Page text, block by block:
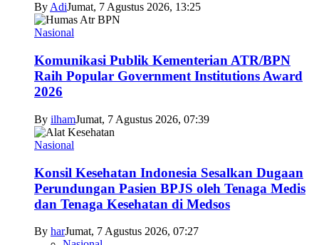
By AdiJumat, 7 Agustus 2026, 13:25
Nasional
Komunikasi Publik Kementerian ATR/BPN
Raih Popular Government Institutions Award
2026
By ilhamJumat, 7 Agustus 2026, 07:39
Nasional
Konsil Kesehatan Indonesia Sesalkan Dugaan
Perundungan Pasien BPJS oleh Tenaga Medis
dan Tenaga Kesehatan di Medsos
By harJumat, 7 Agustus 2026, 07:27